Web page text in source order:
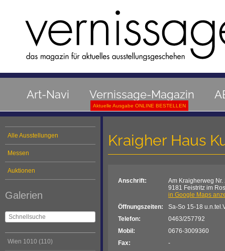
Art-Navi Vernissage-Magazin
Aktuelle Ausgabe ONLINE BESTELLEN
Alle Ausstellungen
Messen
Auktionen
Galerien
Wien 1010 (110)
Kraigher Haus
Anschrift:
Am Kraigherweg Nr.
9181 Feistritz im
in Google Maps
Öffnungszeiten:
Sa-So 15-18
Telefon:
0463/257792
Mobil:
0676-3009360
Fax:
-